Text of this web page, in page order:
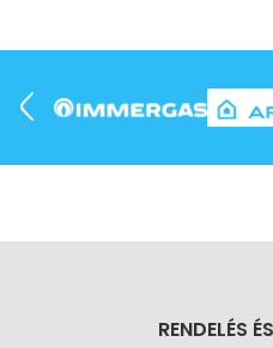
RENDELÉS